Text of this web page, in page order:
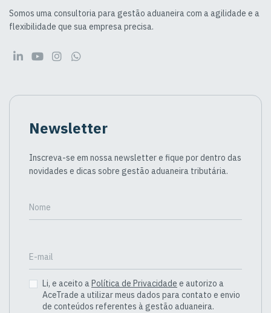
Somos uma consultoria para gestão aduaneira com a agilidade e a
flexibilidade que sua empresa precisa.
Newsletter
Inscreva-se em nossa newsletter e fique por dentro das
novidades e dicas sobre gestão aduaneira tributária.
Nome
E-mail
Li, e aceito aPolítica de Privacidade e autorizo a
AceTrade a utilizar meus dados para contato e envio
de conteúdos referentes à gestão aduaneira.